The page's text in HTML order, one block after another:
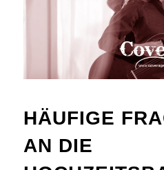
HÄUFIGE
AN DIE